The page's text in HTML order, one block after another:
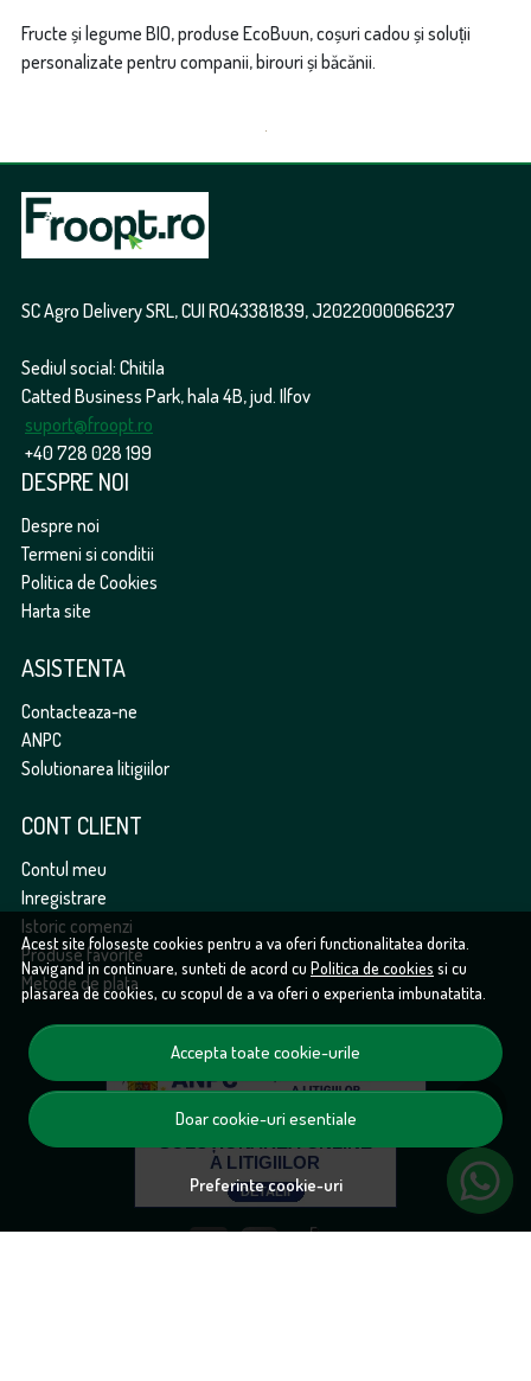
Acest site foloseste cookies pentru a va oferi functionalitatea dorita.
Navigand in continuare, sunteti de acord cu Politica de cookies si cu
plasarea de cookies, cu scopul de a va oferi o experienta imbunatatita.
Accepta toate cookie-urile
Doar cookie-uri esentiale
Preferinte cookie-uri
Fructe și legume BIO, produse EcoBuun, coșuri cadou și soluții
personalizate pentru companii, birouri și băcănii.
SC Agro Delivery SRL, CUI RO43381839, J2022000066237
Sediul social: Chitila
Catted Business Park, hala 4B, jud. Ilfov
suport@froopt.ro
+40 728 028 199
DESPRE NOI
Despre noi
Termeni si conditii
Politica de Cookies
Harta site
ASISTENTA
Contacteaza-ne
ANPC
Solutionarea litigiilor
CONT CLIENT
Contul meu
Inregistrare
Istoric comenzi
Produse favorite
Metode de plata